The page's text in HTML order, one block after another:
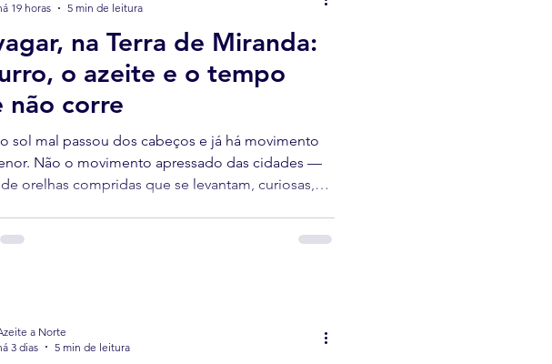
Experiências Azeite
na Terra de Miranda:
o azeite e o tempo
não corre
sol mal passou dos cabeços e já há movimento
Não o movimento apressado das cidades —
orelhas compridas que se levantam, curiosas,
19 horas
5 min de leitura
a Norte
3 dias
5 min de leitura